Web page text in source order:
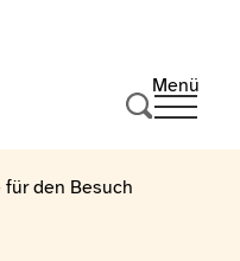
Menü
Ouvrir
den Besuch